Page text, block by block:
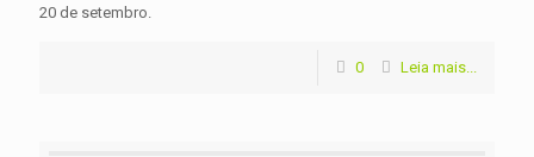
20 de setembro.
0 Leia mais...